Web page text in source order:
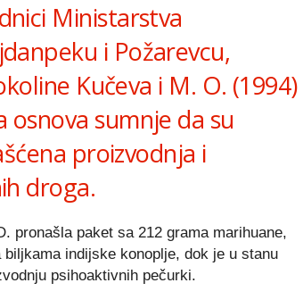
Ministarstva
i Požarevcu,
Kučeva i M. O. (1994)
osnova sumnje da su
proizvodnja i
droga.
pronašla paket sa 212 grama marihuane,
indijske konoplje, dok je u stanu
psihoaktivnih pečurki.